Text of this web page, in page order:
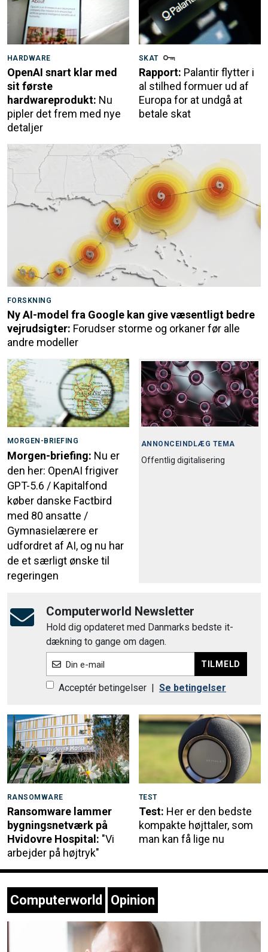
HARDWARE
OpenAI snart klar med
sit første
hardwareprodukt: Nu
pipler det frem med nye
detaljer
SKAT
Rapport: Palantir flytter i
al stilhed formuer ud af
Europa for at undgå at
betale skat
FORSKNING
Ny AI-model fra Google kan give væsentligt bedre
vejrudsigter: Forudser storme og orkaner før alle
andre modeller
MORGEN-BRIEFING
Morgen-briefing: Nu er
den her: OpenAI frigiver
GPT-5.6 / Kapitalfond
køber danske Factbird
med 80 ansatte /
Gymnasielærere er
udfordret af AI, og nu har
de et særligt ønske til
regeringen
ANNONCEINDLÆG TEMA
Offentlig digitalisering
Computerworld Newsletter
Hold dig opdateret med Danmarks bedste it-
dækning to gange om dagen.
Din e-mail TILMELD
Acceptér betingelser Se betingelser
RANSOMWARE
Ransomware lammer
bygningsnetværk på
Hvidovre Hospital: "Vi
arbejder på højtryk"
TEST
Test: Her er den bedste
kompakte højttaler, som
man kan få lige nu
Computerworld Opinion